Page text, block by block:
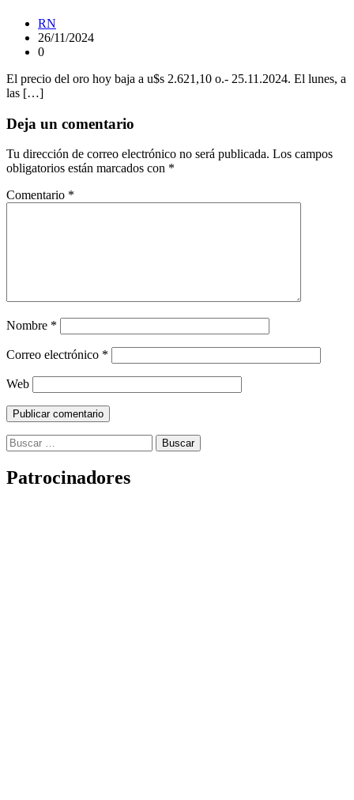
RN
26/11/2024
0
El precio del oro hoy baja a u$s 2.621,10 o.- 25.11.2024. El lunes, a
las […]
Deja un comentario
Tu dirección de correo electrónico no será publicada. Los campos
obligatorios están marcados con *
Comentario *
Nombre *
Correo electrónico *
Web
Buscar:
Patrocinadores